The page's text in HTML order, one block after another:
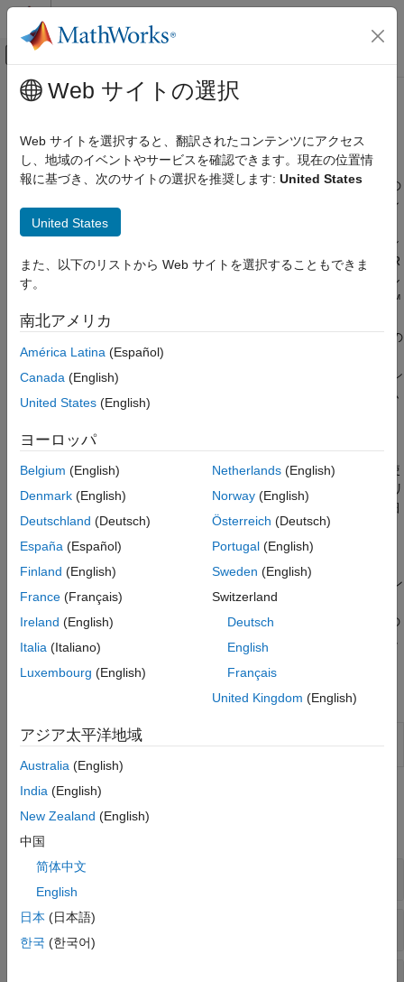
コンテンツへスキップ
オフキャンバス ナビゲーション メ
ドキュメンテーションのホーム
自動車
Automated Driving Toolbox
カテゴリ
Automated Driving Toolbox 入門
アプリケーション
ドライビング シナリオ シミュレーション
実環境のセンサー データに基づくシナリオ
グラウンド トゥルースのラベル付け
ファイル I/O
メインコンテンツ
実環境のセンサー データに基づく
シナリオ
カメラ、LiDAR、および処理済みのトラックリスト データなどの
センサーによって記録された実環境のデータを使用して、シーン
とシナリオを生成する
自動運転アプリケーションでのシナリオ生成とは、全地球測位シ
ステム (GPS)、慣性計測ユニット (IMU)、カメラ、および LiDAR
の各センサーから記録された実環境車両データから、バーチャル
シナリオを作成するプロセスです。Automated Driving Toolbox™
には、シナリオ生成プロセスを自動化する関数とツールが用意さ
れています。センサー データの前処理、道路の抽出、アクターの
位置推定、およびアクターの軌跡の取得を行って、実環境シナリ
オの正確なデジタル ツインを作成します。生成したシナリオをシ
ミュレーションし、実環境データに対して自動運転アルゴリズム
をテストします。
Scenario Builder for Automated Driving Toolboxサポート パッケ
ージには、GPS、IMU、カメラ、LiDAR など各種のセンサーを使
用して記録された実環境データから、自動的にバーチャル シナリ
オを作成して可視化するためのツールが用意されています。詳細
については、Overview of Scenario Generation from Recorded
Sensor Dataを参照してください。
記録したセンサー データからシナリオを生成するには、アドオン
エクスプローラーから
Scenario Builder for Automated Driving
Toolboxサポート パッケージをダウンロードします。アドオンの
ダウンロードの詳細については、
アドオンの取得と管理
を参照し
てください。
走行ログ ア
Import, visualize, and synchronize real-world
関数
センサー データの処理
シーンの生成
Web サイトの選択
Web サイトを選択すると、翻訳されたコンテンツにアクセス
し、地域のイベントやサービスを確認できます。現在の位置情
報に基づき、次のサイトの選択を推奨します: United States
United States
また、以下のリストから Web サイトを選択することもできま
す。
南北アメリカ
América Latina (Español)
Canada (English)
United States (English)
ヨーロッパ
Belgium (English)
Denmark (English)
Deutschland (Deutsch)
España (Español)
Finland (English)
France (Français)
Ireland (English)
Italia (Italiano)
Luxembourg (English)
Netherlands(English)
Norway(English)
Österreich (Deutsch)
Portugal(English)
Sweden (English)
Switzerland
Deutsch
English
Français
United Kingdom (English)
アジア太平洋地域
Australia (English)
India (English)
New Zealand (English)
中国
简体中文
English
日本 (日本語)
한국 (한국어)